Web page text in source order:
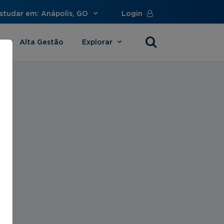
em: Anápolis, GO Login
Alta Gestão Explorar